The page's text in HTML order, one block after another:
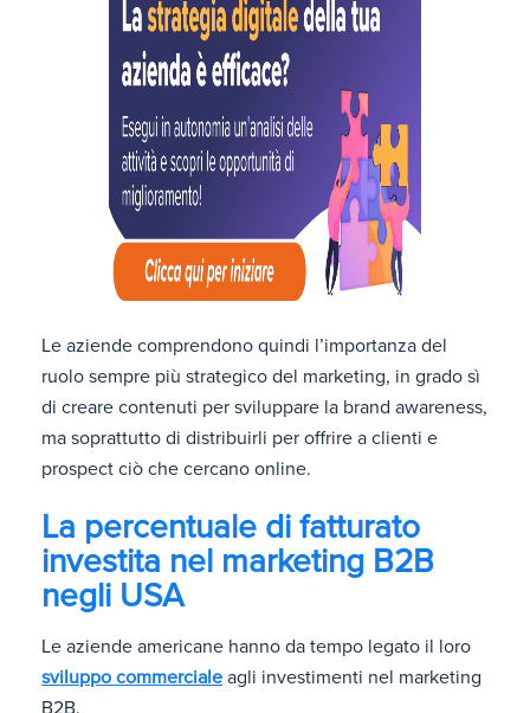
Le aziende comprendono quindi l’importanza del
ruolo sempre più strategico del marketing, in grado sì
di creare contenuti per sviluppare la brand awareness,
ma soprattutto di distribuirli per offrire a clienti e
prospect ciò che cercano online.
La percentuale di fatturato
investita nel marketing B2B
negli USA
Le aziende americane hanno da tempo legato il loro
sviluppo commerciale agli investimenti nel marketing